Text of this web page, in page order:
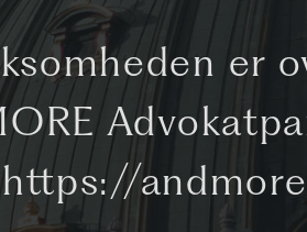
er
https://